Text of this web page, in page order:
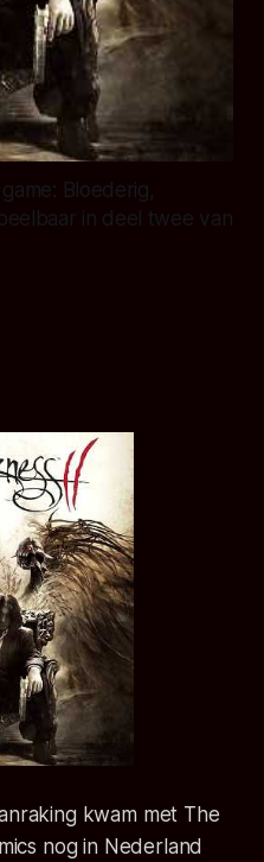
Bloederig,
in deel twee van
kwam met The
nog in Nederland